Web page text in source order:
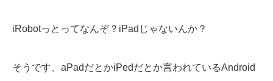
iRobotっとってなんぞ？iPadじゃないんか？
そうです、aPadだとかiPedだとか言われているAndroid